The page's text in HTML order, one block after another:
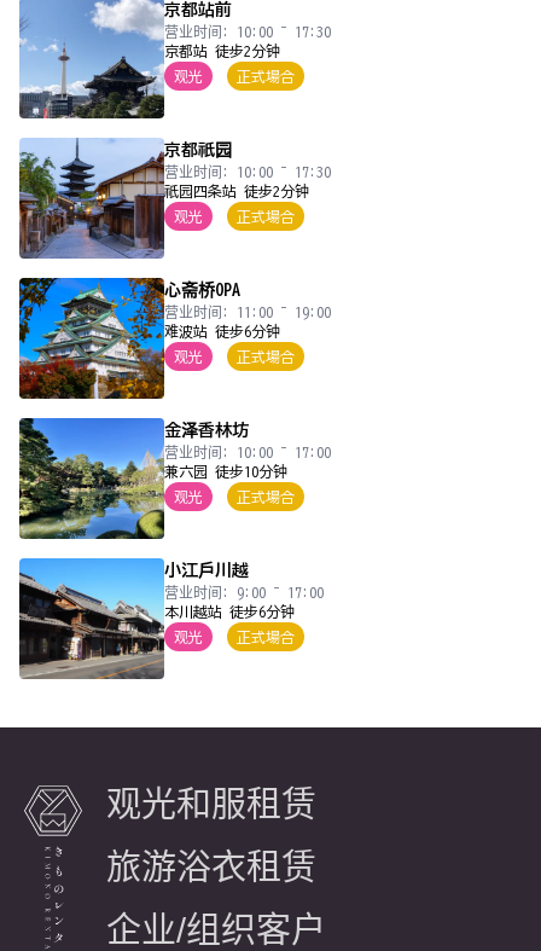
京都站前
营业时间: 10:00 ~ 17:30
京都站 徒步2分钟
观光
正式場合
京都祇园
营业时间: 10:00 ~ 17:30
祇园四条站 徒步2分钟
观光
正式場合
心斋桥OPA
营业时间: 11:00 ~ 19:00
难波站 徒步6分钟
观光
正式場合
金泽香林坊
营业时间: 10:00 ~ 17:00
兼六园 徒步10分钟
观光
正式場合
小江戶川越
营业时间: 9:00 ~ 17:00
本川越站 徒步6分钟
观光
正式場合
观光和服租赁
旅游浴衣租赁
企业/组织客户